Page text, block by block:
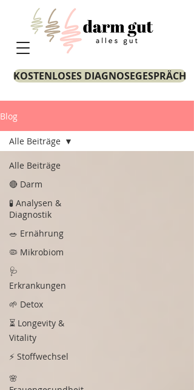
KOSTENLOSES DIAGNOSEGESPRÄCH
Blog
Alle Beiträge
🔴 Darm
🧪 Analysen &
Diagnostik
🥗 Ernährung
🦠 Mikrobiom
🩺
Erkrankungen
🌱 Detox
⏳ Longevity &
Vitality
⚡ Stoffwechsel
🌸
Alle Beiträge